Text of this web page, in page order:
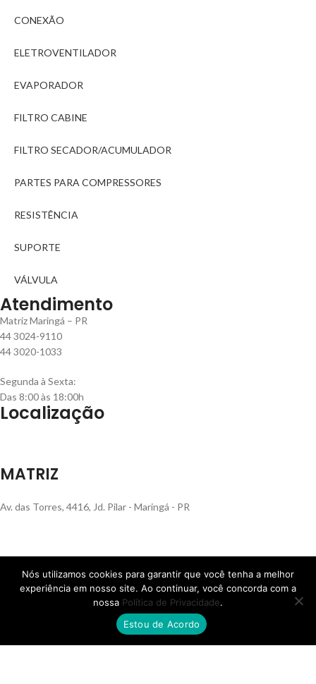
CONEXÃO
ELETROVENTILADOR
EVAPORADOR
FILTRO CABINE
FILTRO SECADOR/ACUMULADOR
PARTES PARA COMPRESSORES
RESISTÊNCIA
SUPORTE
VÁLVULA
Atendimento
Matriz Maringá – PR
44 3024-9110
44 3020-1033
Segunda à Sexta:
Das 8:00 às 18:00h
Localização
MATRIZ
Av. das Torres, 4416, Jd. Pilar - Maringá - PR
FILIAL RS
Rua Henrique Rech, 560, Bairro Sanvitto - Caxias do Sul - RS
Nós utilizamos cookies para garantir que você tenha a melhor
experiência em nosso site. Ao continuar, você concorda com a
nossa Política de Privacidade.
Estou de Acordo